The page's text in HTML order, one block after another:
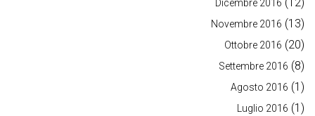
Dicembre 2016 (12)
Novembre 2016 (13)
Ottobre 2016 (20)
Settembre 2016 (8)
Agosto 2016 (1)
Luglio 2016 (1)